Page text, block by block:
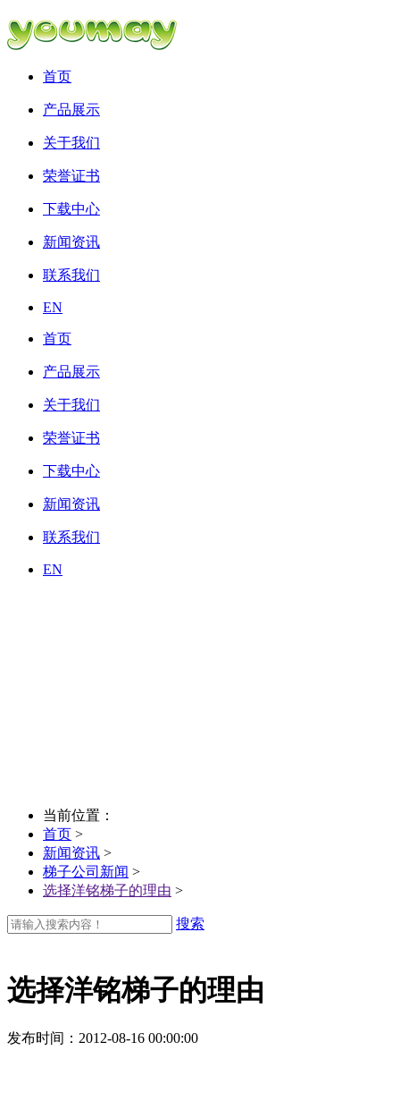
首页
产品展示
关于我们
荣誉证书
下载中心
新闻资讯
联系我们
EN
首页
产品展示
关于我们
荣誉证书
下载中心
新闻资讯
联系我们
EN
当前位置：
首页 >
新闻资讯 >
梯子公司新闻 >
选择洋铭梯子的理由 >
搜索
选择洋铭梯子的理由
发布时间 ：2012-08-16 00:00:00